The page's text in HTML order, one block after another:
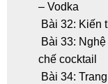
– Vodka
Bài 32: Kiến
Bài 33:
chế cocktail
Bài 34: